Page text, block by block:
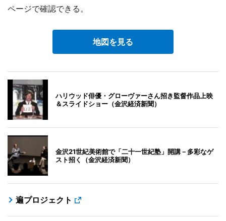
ページで確認できる。
地図を見る
ハリウッド俳優・グローヴァーさん招き監督作品上映
＆スライドショー（金沢経済新聞）
金沢21世紀美術館で「二十一世紀塾」開講－多彩なゲ
スト招く（金沢経済新聞）
遍プロジェクト